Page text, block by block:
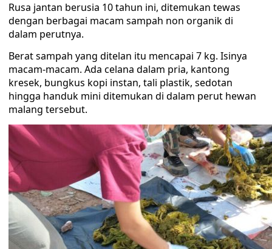
Rusa jantan berusia 10 tahun ini, ditemukan tewas
dengan berbagai macam sampah non organik di
dalam perutnya.
Berat sampah yang ditelan itu mencapai 7 kg. Isinya
macam-macam. Ada celana dalam pria, kantong
kresek, bungkus kopi instan, tali plastik, sedotan
hingga handuk mini ditemukan di dalam perut hewan
malang tersebut.